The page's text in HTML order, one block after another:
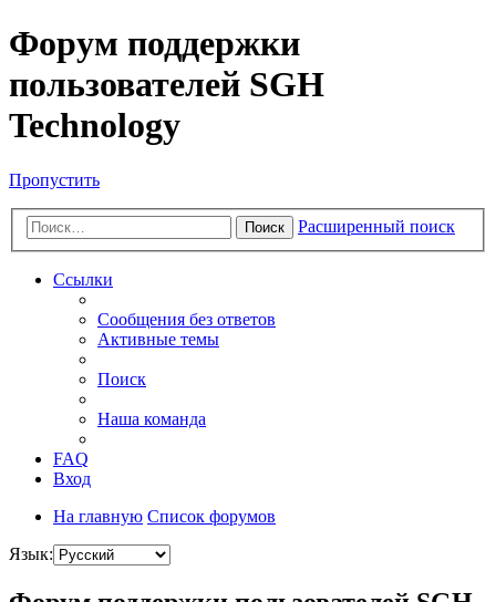
Форум поддержки
пользователей SGH
Technology
Пропустить
Поиск Расширенный поиск
Ссылки
Сообщения без ответов
Активные темы
Поиск
Наша команда
FAQ
Вход
На главную Список форумов
Язык: